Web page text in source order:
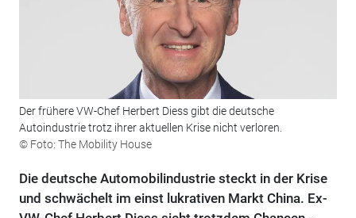
Der frühere VW-Chef Herbert Diess gibt die deutsche
Autoindustrie trotz ihrer aktuellen Krise nicht verloren.
© Foto: The Mobility House
Die deutsche Automobilindustrie steckt in der Krise
und schwächelt im einst lukrativen Markt China. Ex-